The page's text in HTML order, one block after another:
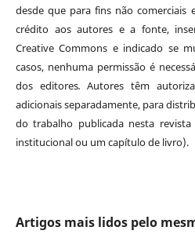
desde que para fins não comerciais
crédito aos autores e a fonte,
Creative Commons e indicado se
casos, nenhuma permissão é
dos editores.Autores têm
adicionais separadamente, para
do trabalho publicada nesta
institucional ou um capítulo de livro).
Artigos mais lidos pelo